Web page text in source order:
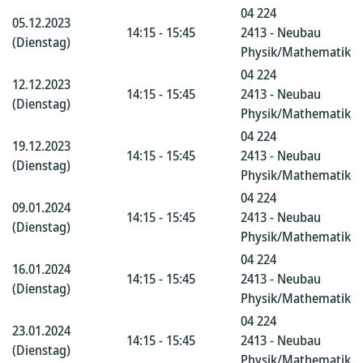
05.12.2023
(Dienstag)
14:15 - 15:45
04 224
2413 - Neubau
Physik/Mathematik
12.12.2023
(Dienstag)
14:15 - 15:45
04 224
2413 - Neubau
Physik/Mathematik
19.12.2023
(Dienstag)
14:15 - 15:45
04 224
2413 - Neubau
Physik/Mathematik
09.01.2024
(Dienstag)
14:15 - 15:45
04 224
2413 - Neubau
Physik/Mathematik
16.01.2024
(Dienstag)
14:15 - 15:45
04 224
2413 - Neubau
Physik/Mathematik
23.01.2024
(Dienstag)
14:15 - 15:45
04 224
2413 - Neubau